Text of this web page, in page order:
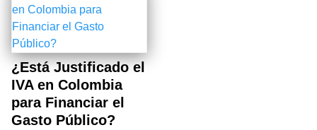
¿Está Justificado el
IVA en Colombia
para Financiar el
Gasto Público?